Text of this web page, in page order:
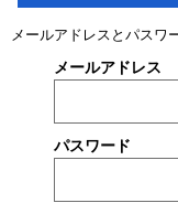
メールアドレスとパスワ
メールアドレス
パスワード